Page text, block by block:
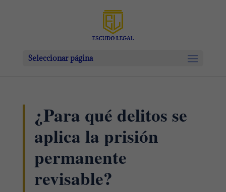
Seleccionar página
¿Para qué delitos se
aplica la prisión
permanente
revisable?